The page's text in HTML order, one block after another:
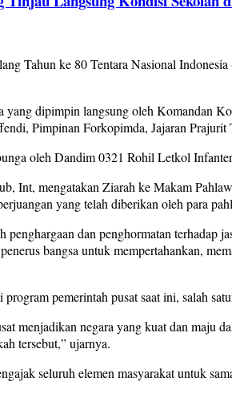
Tahun ke 80 Tentara Nasional
yang dipimpin langsung oleh
Pimpinan Forkopimda, Jajaran
oleh Dandim 0321 Rohil Letkol
mengatakan Ziarah ke Makam
yang telah diberikan oleh para
dan penghormatan
bangsa untuk mempertahankan,
pemerintah pusat saat ini, salah
menjadikan negara yang kuat dan maju
tersebut,” ujarnya.
seluruh elemen masyarakat untuk